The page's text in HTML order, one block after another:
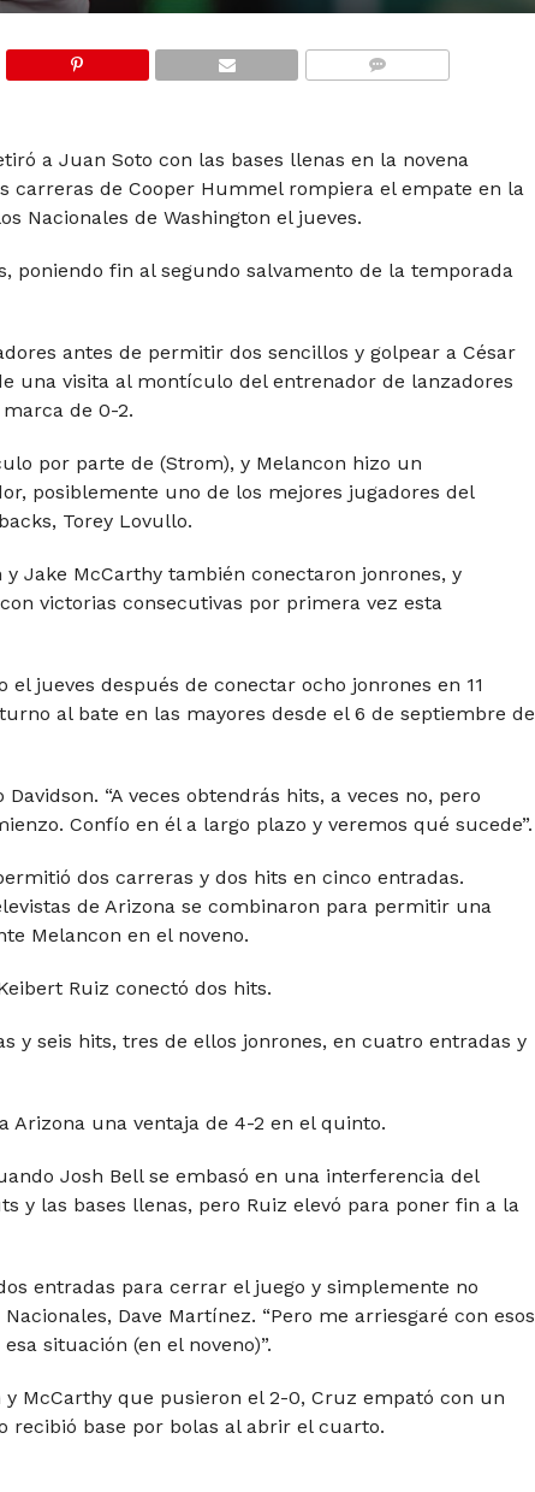
a Juan Soto con las bases llenas en la novena
carreras de Cooper Hummel rompiera el empate en la
Nacionales de Washington el jueves.
poniendo fin al segundo salvamento de la temporada
antes de permitir dos sencillos y golpear a César
una visita al montículo del entrenador de lanzadores
de 0-2.
por parte de (Strom), y Melancon hizo un
posiblemente uno de los mejores jugadores del
Torey Lovullo.
Jake McCarthy también conectaron jonrones, y
victorias consecutivas por primera vez esta
el jueves después de conectar ocho jonrones en 11
al bate en las mayores desde el 6 de septiembre de
“A veces obtendrás hits, a veces no, pero
Confío en él a largo plazo y veremos qué sucede”.
dos carreras y dos hits en cinco entradas.
de Arizona se combinaron para permitir una
Melancon en el noveno.
Ruiz conectó dos hits.
y seis hits, tres de ellos jonrones, en cuatro entradas y
Arizona una ventaja de 4-2 en el quinto.
Josh Bell se embasó en una interferencia del
y las bases llenas, pero Ruiz elevó para poner fin a la
entradas para cerrar el juego y simplemente no
Dave Martínez. “Pero me arriesgaré con esos
situación (en el noveno)”.
y McCarthy que pusieron el 2-0, Cruz empató con un
recibió base por bolas al abrir el cuarto.